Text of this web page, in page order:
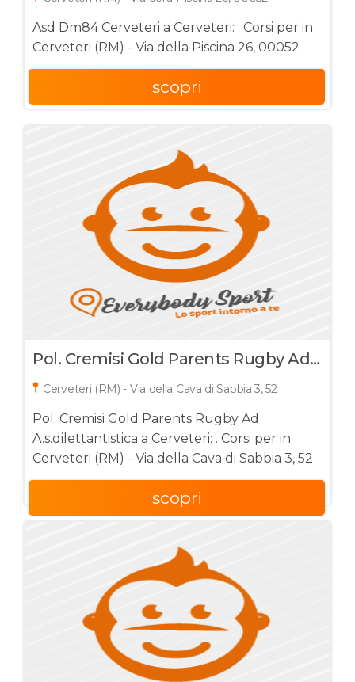
Asd Dm84 Cerveteri a Cerveteri: . Corsi per in
Cerveteri (RM) - Via della Piscina 26, 00052
scopri
Pol. Cremisi Gold Parents Rugby Ad
A.s.dilettantistica
Cerveteri (RM) - Via della Cava di Sabbia 3, 52
Pol. Cremisi Gold Parents Rugby Ad
A.s.dilettantistica a Cerveteri: . Corsi per in
Cerveteri (RM) - Via della Cava di Sabbia 3, 52
scopri